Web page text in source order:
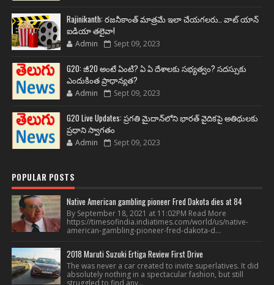
Rajinikanth: రజనీకాంత్ మాత్రమే ఇలా చేయగలరు.. వాట్ యాన్
ఐడియా తలైవా!
Admin Sept 09, 2023
G20: జీ20 అంటే ఏంటి? ఏ ఏ దేశాలకు సభ్యత్వం? సదస్సుకు
ఎందుకింత ప్రాధాన్యత?
Admin Sept 09, 2023
G20 Live Updates: ప్రగతి మైదాన్‌లోని భారత్ వైదికపై అతిథులకు
ప్రధాని స్వాగతం
Admin Sept 09, 2023
POPULAR POSTS
Native American gambling pioneer Fred Dakota dies at 84
By September 18, 2021 at 11:02PM Read More
https://timesofindia.indiatimes.com/world/us/native-
american-gambling-pioneer-fred-dakota-d...
2018 Maruti Suzuki Ertiga Review First Drive
The was never a car created to invite superlatives. It did
absolutely nothing in a spectacular fashion, but still
struggled to find any...